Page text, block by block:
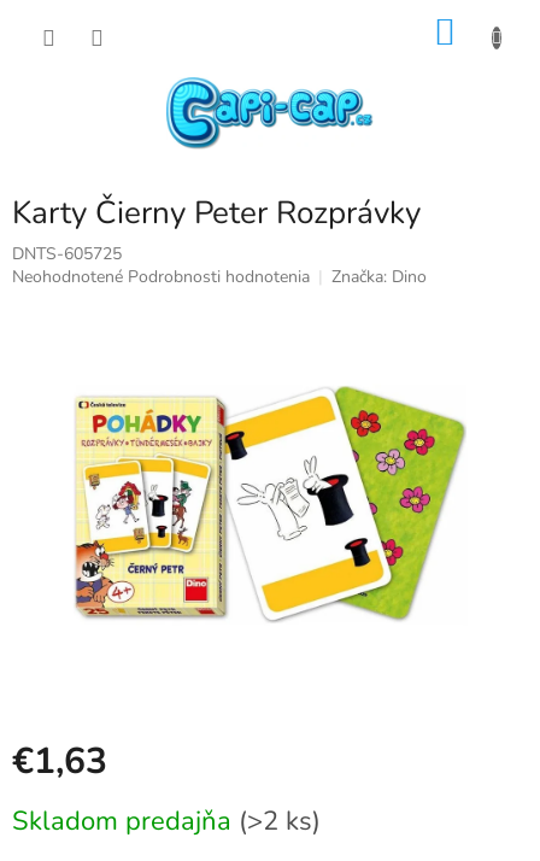
Karty Čierny Peter Rozprávky
DNTS-605725
Priemerné
hviezdičiek.
Neohodnotené Podrobnosti hodnotenia Značka: Dino
€1,63
cena:
Skladom predajňa (>2 ks)